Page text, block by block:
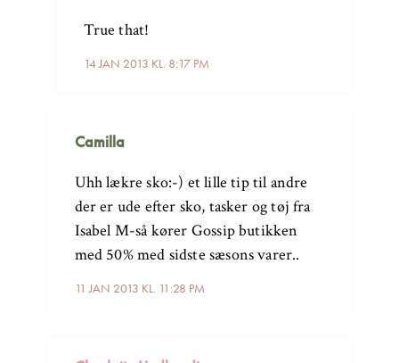
14 JAN 2013 KL. 8:17 PM
True that!
Camilla
11 JAN 2013 KL. 11:28 PM
Uhh lækre sko:-) et lille tip til andre
der er ude efter sko, tasker og tøj fra
Isabel M-så kører Gossip butikken
med 50% med sidste sæsons varer..